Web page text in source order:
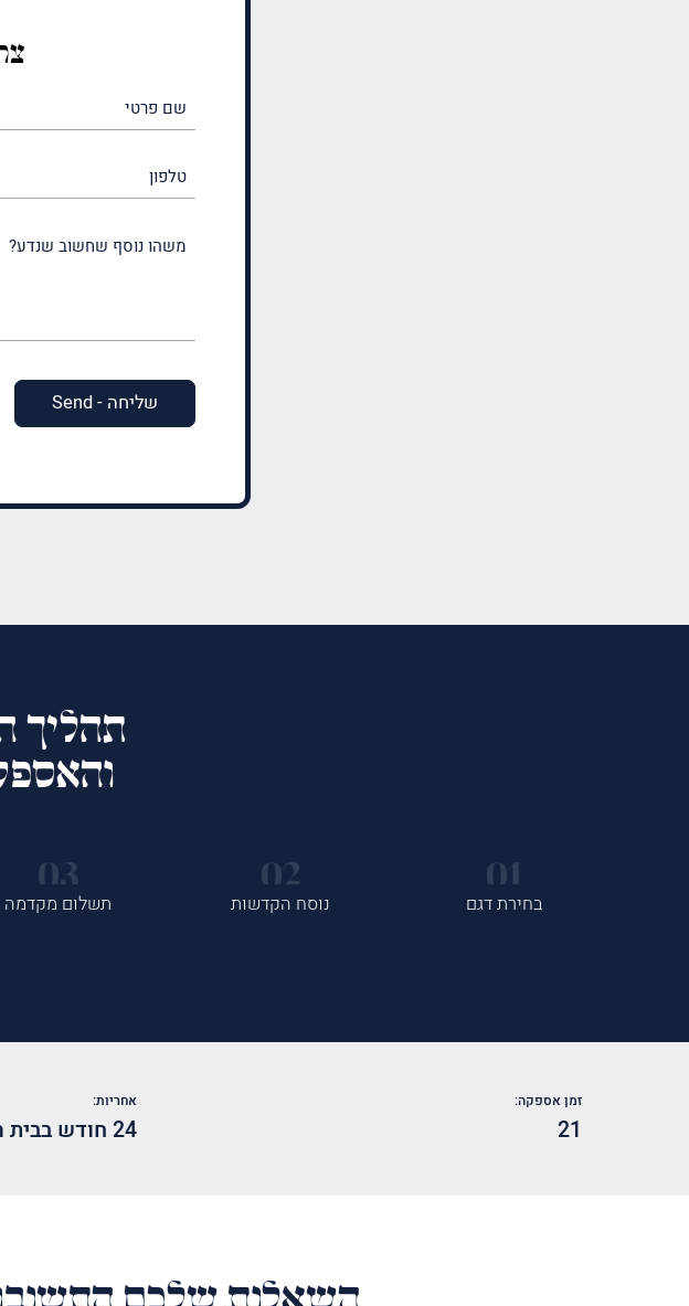
תהליך
בחירת דגם נוסח הקדשות תשלום מקדמה
זמן אספקה:
21
אחריות:
24 חודש בבית העסק